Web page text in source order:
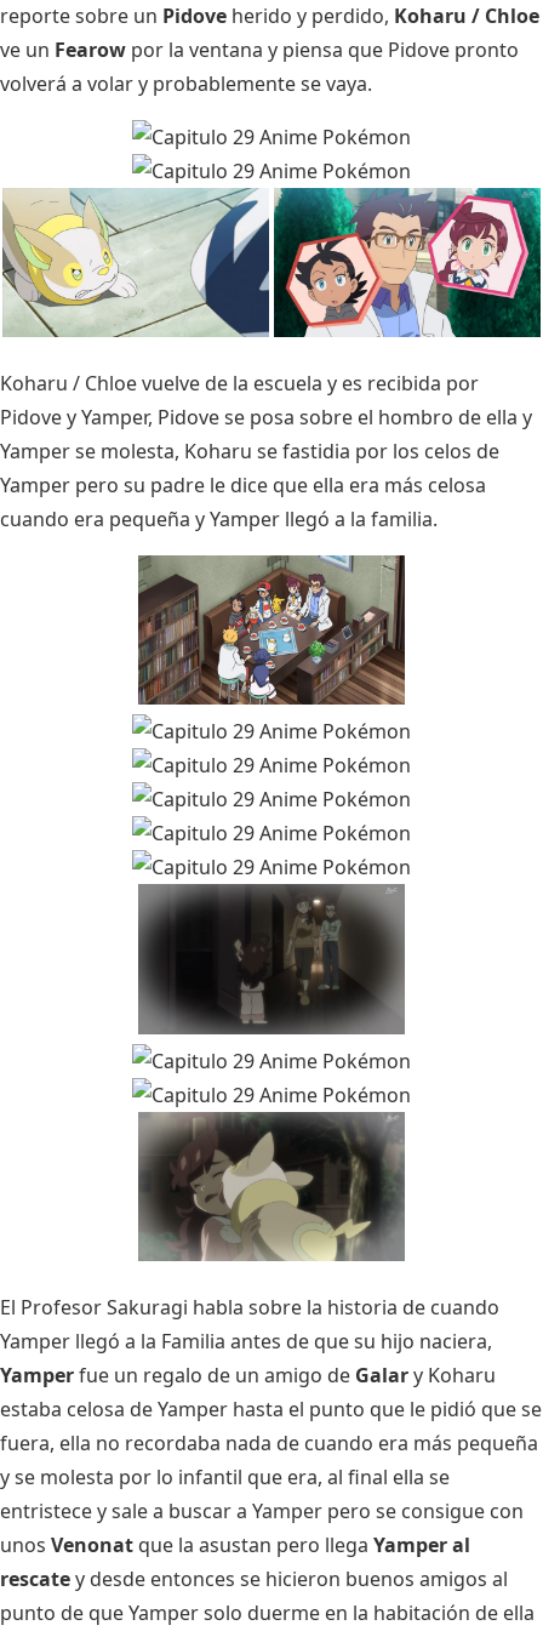
reporte sobre un Pidove herido y perdido, Koharu / Chloe
ve un Fearow por la ventana y piensa que Pidove pronto
volverá a volar y probablemente se vaya.
Koharu / Chloe vuelve de la escuela y es recibida por
Pidove y Yamper, Pidove se posa sobre el hombro de ella y
Yamper se molesta, Koharu se fastidia por los celos de
Yamper pero su padre le dice que ella era más celosa
cuando era pequeña y Yamper llegó a la familia.
El Profesor Sakuragi habla sobre la historia de cuando
Yamper llegó a la Familia antes de que su hijo naciera,
Yamperfue un regalo de un amigo de Galary Koharu
estaba celosa de Yamper hasta el punto que le pidió que se
fuera, ella no recordaba nada de cuando era más pequeña
y se molesta por lo infantil que era, al final ella se
entristece y sale a buscar a Yamper pero se consigue con
unos Venonat que la asustan pero llega Yamper al
rescatey desde entonces se hicieron buenos amigos al
punto de que Yamper solo duerme en la habitación de ella